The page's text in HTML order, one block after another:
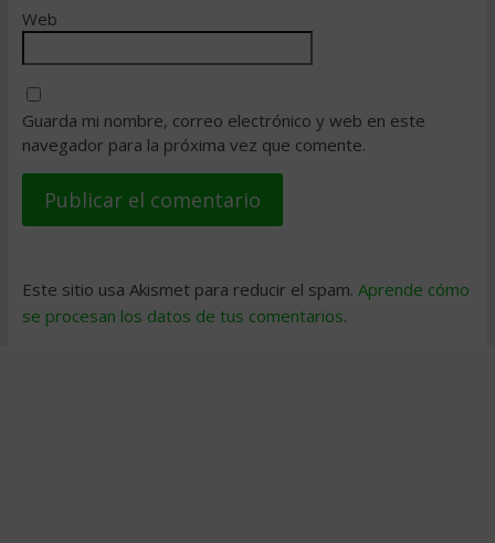
Web
Guarda mi nombre, correo electrónico y web en este
navegador para la próxima vez que comente.
Este sitio usa Akismet para reducir el spam. Aprende cómo
se procesan los datos de tus comentarios.